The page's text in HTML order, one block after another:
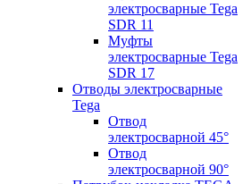
электросварные Tega
SDR 11
Муфты
электросварные Tega
SDR 17
Отводы электросварные
Tega
Отвод
электросварной 45°
Отвод
электросварной 90°